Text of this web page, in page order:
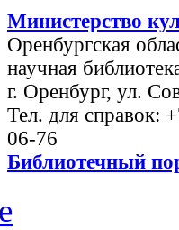
Министерство
Оренбургская
научная
г. Оренбург, ул.
Тел. для справок:
06-76
Библиотечный